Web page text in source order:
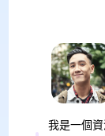
我是一個